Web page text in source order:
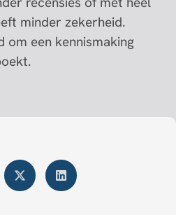
minder zekerheid.
om een kennismaking